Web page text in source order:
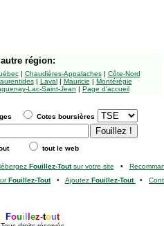
région:
| Chaudières-Appalaches| Côte-Nord
| Laval| Mauricie | Montérégie
Lac-Saint-Jean | Page d'accueil
Cotes boursières
tout le web
Fouillez-Toutsur votre site •
Fouillez-Tout• Ajoutez Fouillez-Tout •
Foui ez-tout